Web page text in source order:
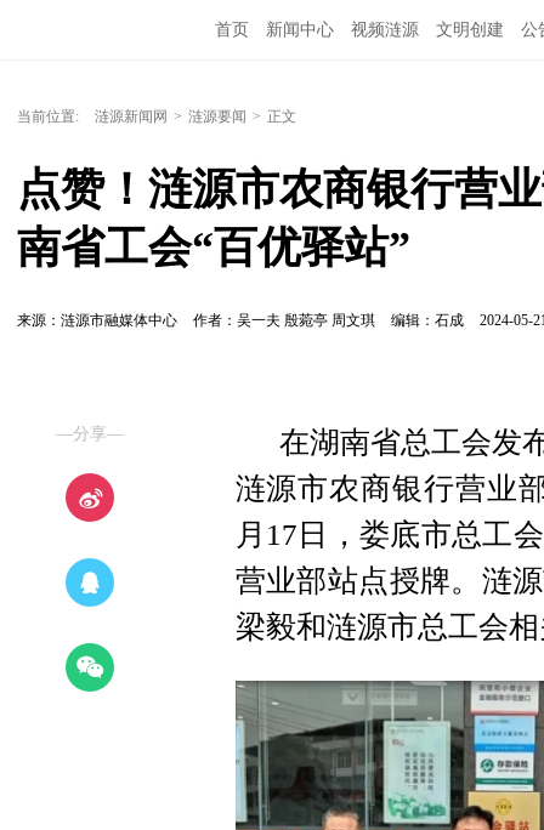
首页 新闻中心 视频涟源 文明创建 公
当前位置: 涟源新闻网 > 涟源要闻 > 正文
点赞！涟源市农商银行营
南省工会“百优驿站”
来源：涟源市融媒体中心 作者：吴一夫 殷菀亭 周文琪 编辑：石成 2024-05-
—分享—
在湖南省总工会发
涟源市农商银行营业
月17日，娄底市总工
营业部站点授牌。涟
梁毅和涟源市总工会